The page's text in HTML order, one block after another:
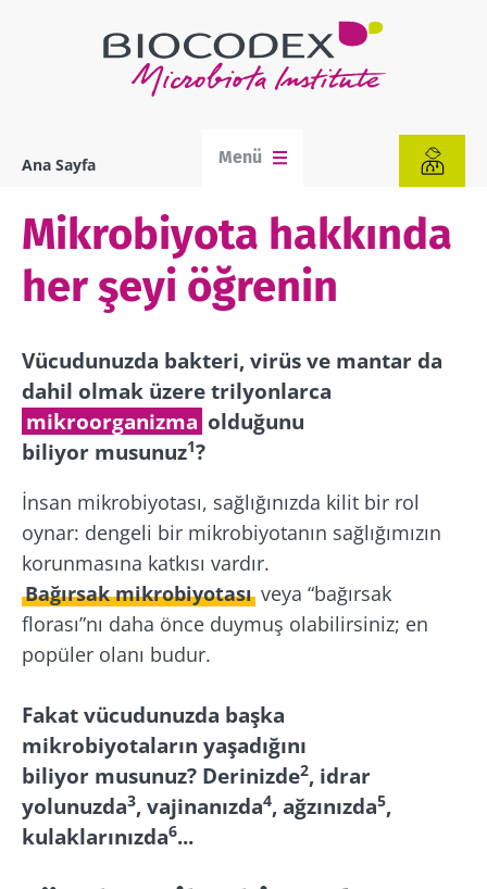
Ana Sayfa Menü
Mikrobiyota hakkında
her şeyi öğrenin
Vücudunuzda bakteri, virüs ve mantar da
dahil olmak üzere trilyonlarca
mikroorganizma olduğunu
biliyor musunuz1?
İnsan mikrobiyotası, sağlığınızda kilit bir rol
oynar: dengeli bir mikrobiyotanın sağlığımızın
korunmasına katkısı vardır.
Bağırsak mikrobiyotası veya “bağırsak
florası”nı daha önce duymuş olabilirsiniz; en
popüler olanı budur.
Fakat vücudunuzda başka
mikrobiyotaların yaşadığını
biliyor musunuz? Derinizde2, idrar
yolunuzda3, vajinanızda4, ağzınızda5,
kulaklarınızda6...